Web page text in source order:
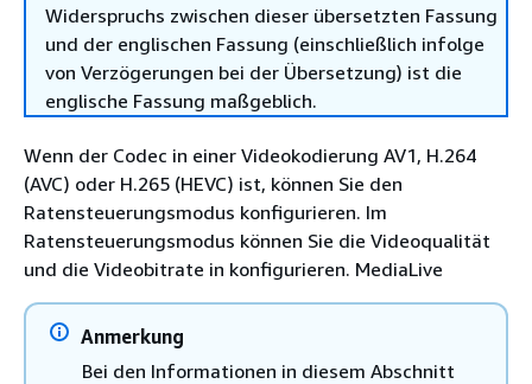
Widerspruchs zwischen dieser übersetzten Fassung
und der englischen Fassung (einschließlich infolge
von Verzögerungen bei der Übersetzung) ist die
englische Fassung maßgeblich.
Wenn der Codec in einer Videokodierung AV1, H.264
(AVC) oder H.265 (HEVC) ist, können Sie den
Ratensteuerungsmodus konfigurieren. Im
Ratensteuerungsmodus können Sie die Videoqualität
und die Videobitrate in konfigurieren. MediaLive
Anmerkung
Bei den Informationen in diesem Abschnitt